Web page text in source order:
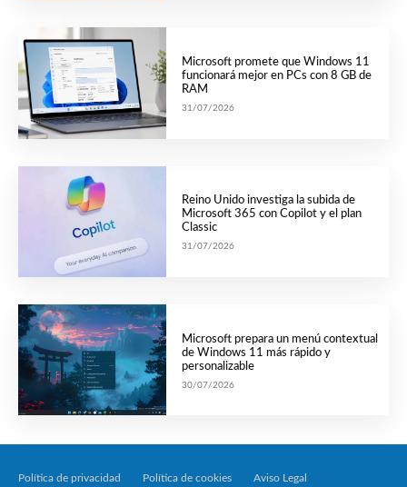
Microsoft promete que Windows 11
funcionará mejor en PCs con 8 GB de
RAM
31/07/2026
Reino Unido investiga la subida de
Microsoft 365 con Copilot y el plan
Classic
31/07/2026
Microsoft prepara un menú contextual
de Windows 11 más rápido y
personalizable
30/07/2026
Política de privacidad Política de cookies Aviso Legal